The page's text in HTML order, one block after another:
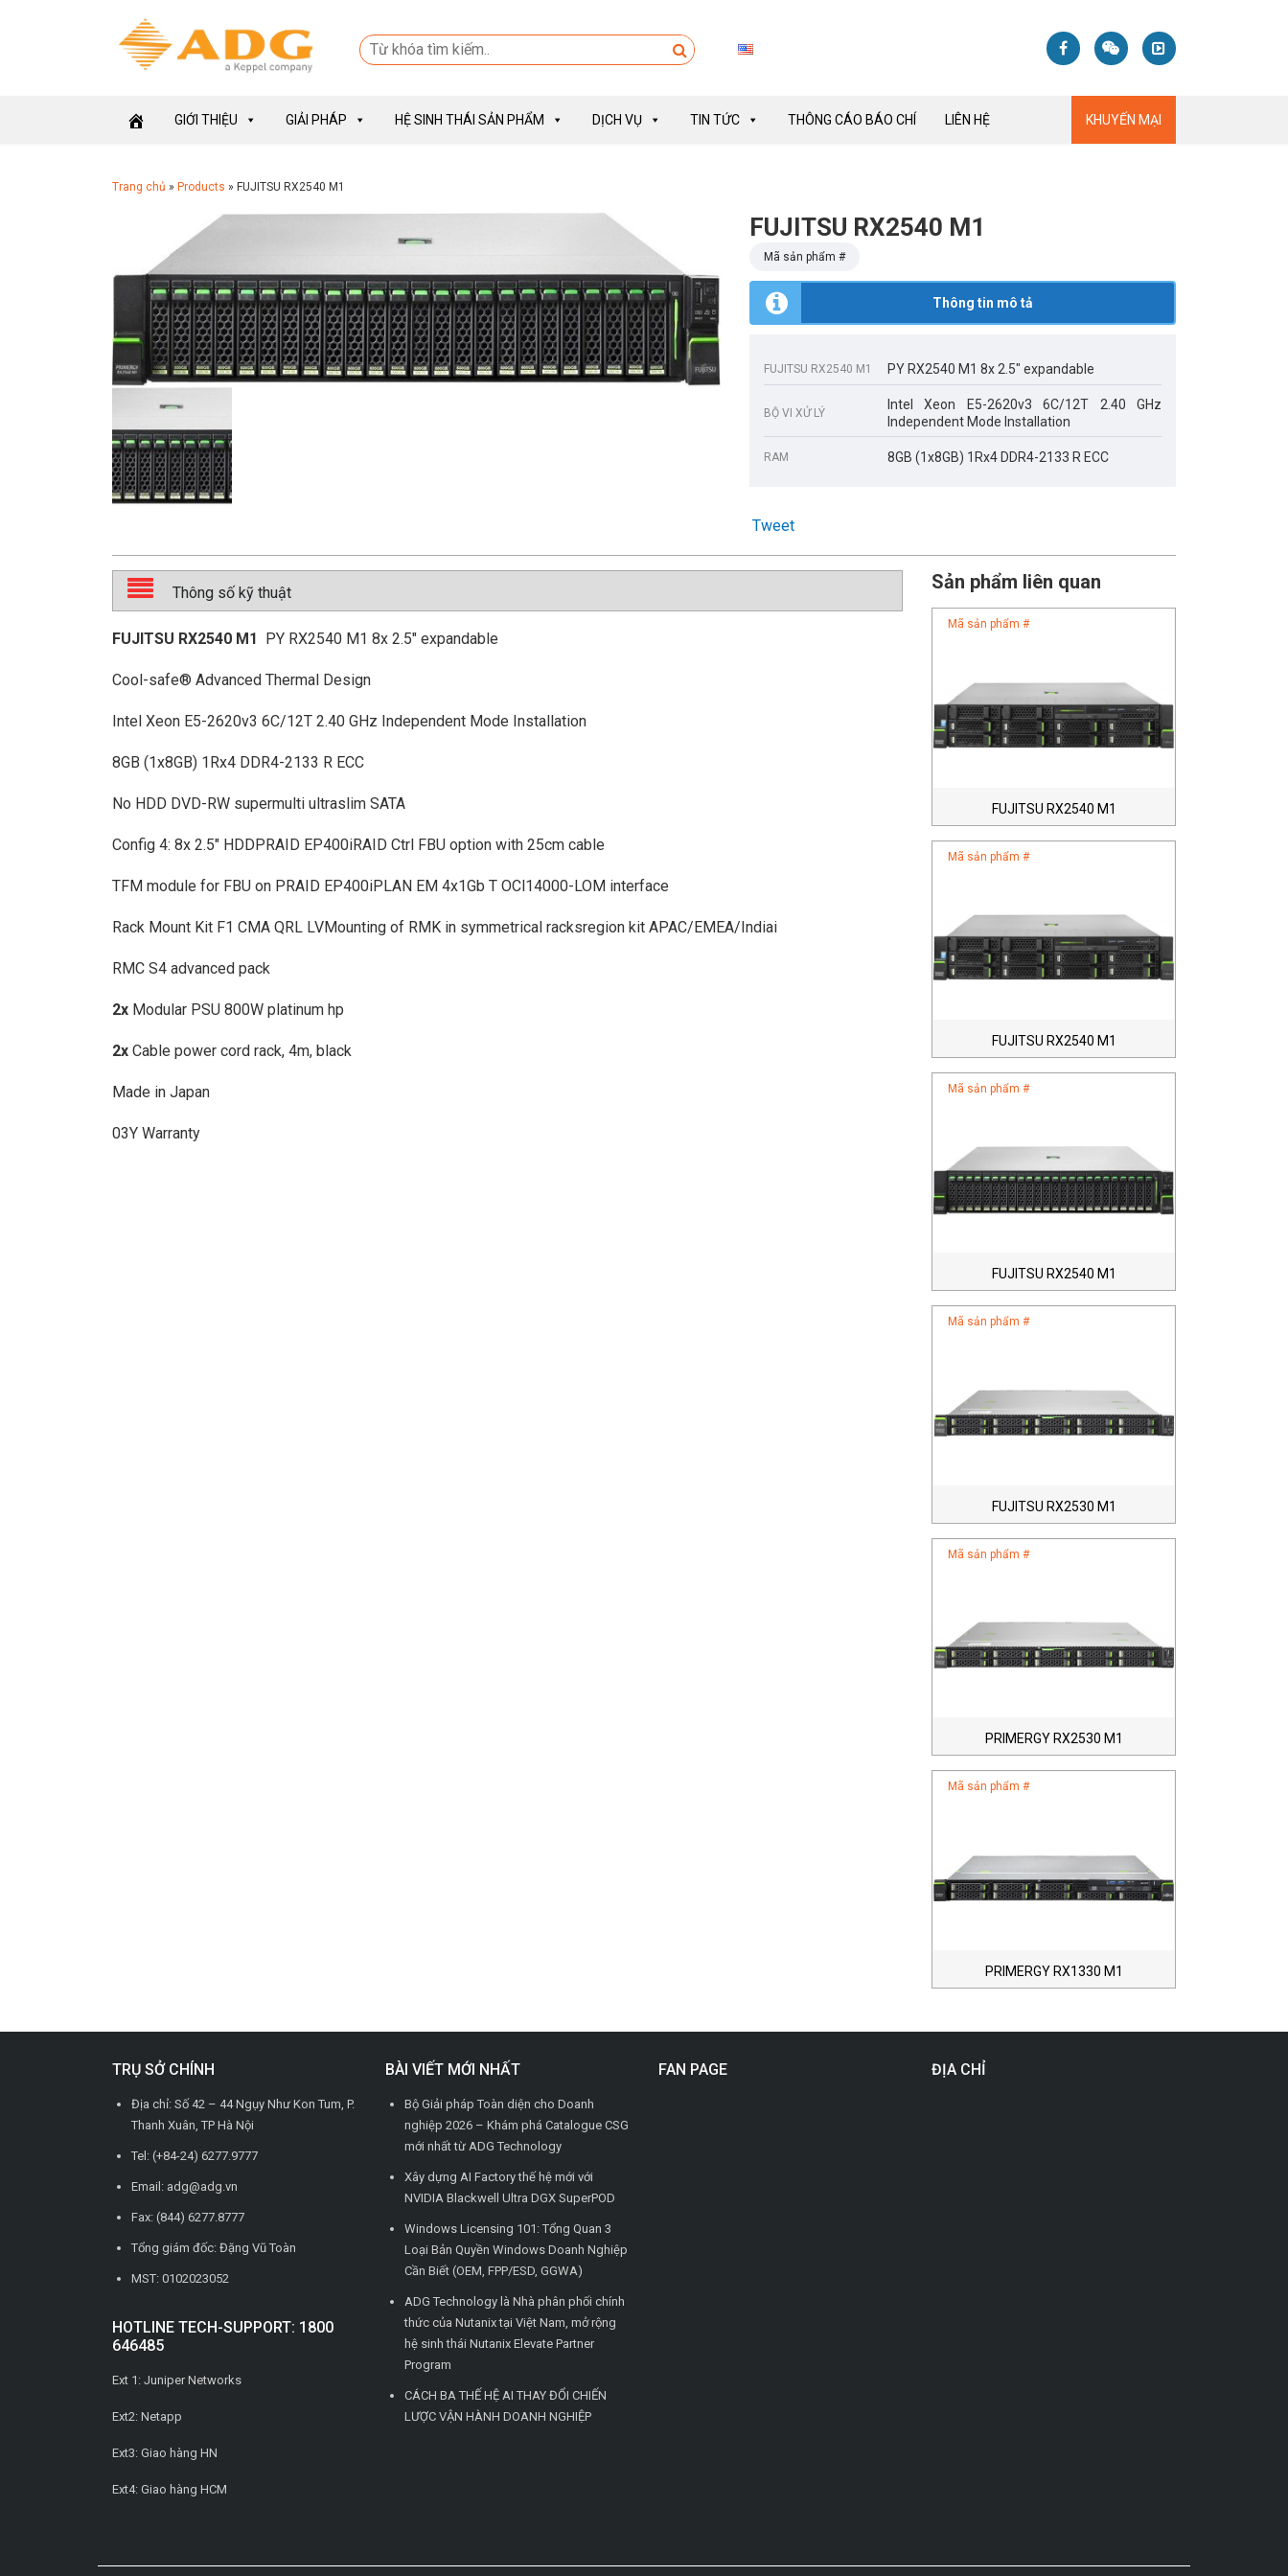
GIỚI THIỆU GIẢI PHÁP HỆ SINH THÁI SẢN PHẨM DỊCH VỤ TIN TỨC THÔNG CÁO BÁO CHÍ LIÊN HỆ KHUYẾN MẠI
Trang chủ » Products » FUJITSU RX2540 M1
FUJITSU RX2540 M1
Mã sản phẩm #
Thông tin mô tả
FUJITSU RX2540 M1 PY RX2540 M1 8x 2.5" expandable
BỘ VI XỬ LÝ
Intel Xeon E5-2620v3 6C/12T 2.40 GHz
Independent Mode Installation
RAM 8GB (1x8GB) 1Rx4 DDR4-2133 R ECC
Tweet
Thông số kỹ thuật
FUJITSU RX2540 M1 PY RX2540 M1 8x 2.5″ expandable
Cool-safe® Advanced Thermal Design
Intel Xeon E5-2620v3 6C/12T 2.40 GHz Independent Mode Installation
8GB (1x8GB) 1Rx4 DDR4-2133 R ECC
No HDD DVD-RW supermulti ultraslim SATA
Config 4: 8x 2.5″ HDDPRAID EP400iRAID Ctrl FBU option with 25cm cable
TFM module for FBU on PRAID EP400iPLAN EM 4x1Gb T OCl14000-LOM interface
Rack Mount Kit F1 CMA QRL LVMounting of RMK in symmetrical racksregion kit APAC/EMEA/Indiai
RMC S4 advanced pack
2x Modular PSU 800W platinum hp
2x Cable power cord rack, 4m, black
Made in Japan
03Y Warranty
Sản phẩm liên quan
Mã sản phẩm #
FUJITSU RX2540 M1
Mã sản phẩm #
FUJITSU RX2540 M1
Mã sản phẩm #
FUJITSU RX2540 M1
Mã sản phẩm #
FUJITSU RX2530 M1
Mã sản phẩm #
PRIMERGY RX2530 M1
Mã sản phẩm #
PRIMERGY RX1330 M1
TRỤ SỞ CHÍNH
Địa chỉ: Số 42 – 44 Ngụy Như Kon Tum, P.
Thanh Xuân, TP Hà Nội
Tel: (+84-24) 6277.9777
Email: adg@adg.vn
Fax: (844) 6277.8777
Tổng giám đốc: Đặng Vũ Toàn
MST: 0102023052
HOTLINE TECH-SUPPORT: 1800
646485
Ext 1: Juniper Networks
Ext2: Netapp
Ext3: Giao hàng HN
Ext4: Giao hàng HCM
BÀI VIẾT MỚI NHẤT
Bộ Giải pháp Toàn diện cho Doanh
nghiệp 2026 – Khám phá Catalogue CSG
mới nhất từ ADG Technology
Xây dựng AI Factory thế hệ mới với
NVIDIA Blackwell Ultra DGX SuperPOD
Windows Licensing 101: Tổng Quan 3
Loại Bản Quyền Windows Doanh Nghiệp
Cần Biết (OEM, FPP/ESD, GGWA)
ADG Technology là Nhà phân phối chính
thức của Nutanix tại Việt Nam, mở rộng
hệ sinh thái Nutanix Elevate Partner
Program
CÁCH BA THẾ HỆ AI THAY ĐỔI CHIẾN
LƯỢC VẬN HÀNH DOANH NGHIỆP
FAN PAGE ĐỊA CHỈ